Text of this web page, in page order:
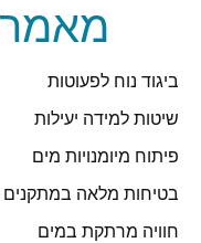
ביגוד נוח לפעוטות
שיטות למידה יעילות
פיתוח מיומנויות מים
בטיחות מלאה במתקנים
חוויה מרתקת במים